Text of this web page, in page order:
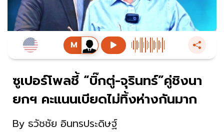
ซูเปอร์โพลชี้ “บิ๊กตู่-จุรินทร์”คู่ชิงนา
ยกฯ คะแนนเบียดไม่ทิ้งห่างกันมาก
By ธวัชชัย อินทรประดิษฐ์